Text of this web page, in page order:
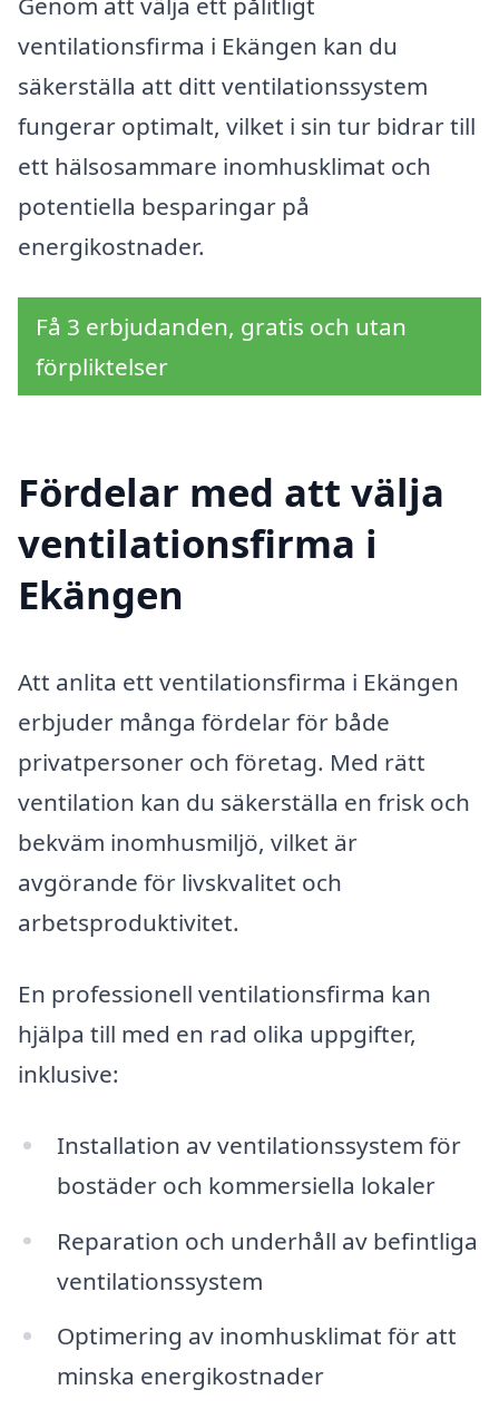
ventilationsfirma i Ekängen kan du
säkerställa att ditt ventilationssystem
fungerar optimalt, vilket i sin tur bidrar till
ett hälsosammare inomhusklimat och
potentiella besparingar på
energikostnader.
Få 3 erbjudanden, gratis och utan
förpliktelser
Fördelar med att välja
ventilationsfirma i
Ekängen
Att anlita ett ventilationsfirma i Ekängen
erbjuder många fördelar för både
privatpersoner och företag. Med rätt
ventilation kan du säkerställa en frisk och
bekväm inomhusmiljö, vilket är
avgörande för livskvalitet och
arbetsproduktivitet.
En professionell ventilationsfirma kan
hjälpa till med en rad olika uppgifter,
inklusive:
Installation av ventilationssystem för
bostäder och kommersiella lokaler
Reparation och underhåll av befintliga
ventilationssystem
Optimering av inomhusklimat för att
minska energikostnader